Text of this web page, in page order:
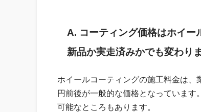
A. コーティング価格はホイー
新品か実走済みかでも変わりま
ホイールコーティングの施工料金は
円前後が一般的な価格となっていま
可能なところもあります。